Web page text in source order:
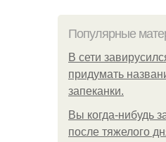
Популярные
В сети
придумать
запеканки.
Вы когда-нибудь
после тяжелого